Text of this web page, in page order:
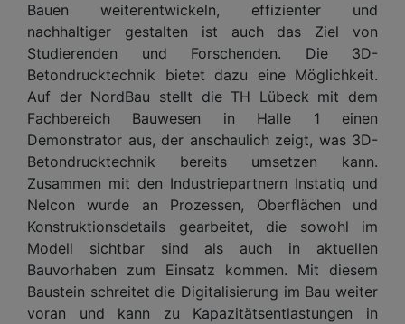
Bauen weiterentwickeln, effizienter und
nachhaltiger gestalten ist auch das Ziel von
Studierenden und Forschenden. Die 3D-
Betondrucktechnik bietet dazu eine Möglichkeit.
Auf der NordBau stellt die TH Lübeck mit dem
Fachbereich Bauwesen in Halle 1 einen
Demonstrator aus, der anschaulich zeigt, was 3D-
Betondrucktechnik bereits umsetzen kann.
Zusammen mit den Industriepartnern Instatiq und
Nelcon wurde an Prozessen, Oberflächen und
Konstruktionsdetails gearbeitet, die sowohl im
Modell sichtbar sind als auch in aktuellen
Bauvorhaben zum Einsatz kommen. Mit diesem
Baustein schreitet die Digitalisierung im Bau weiter
voran und kann zu Kapazitätsentlastungen in